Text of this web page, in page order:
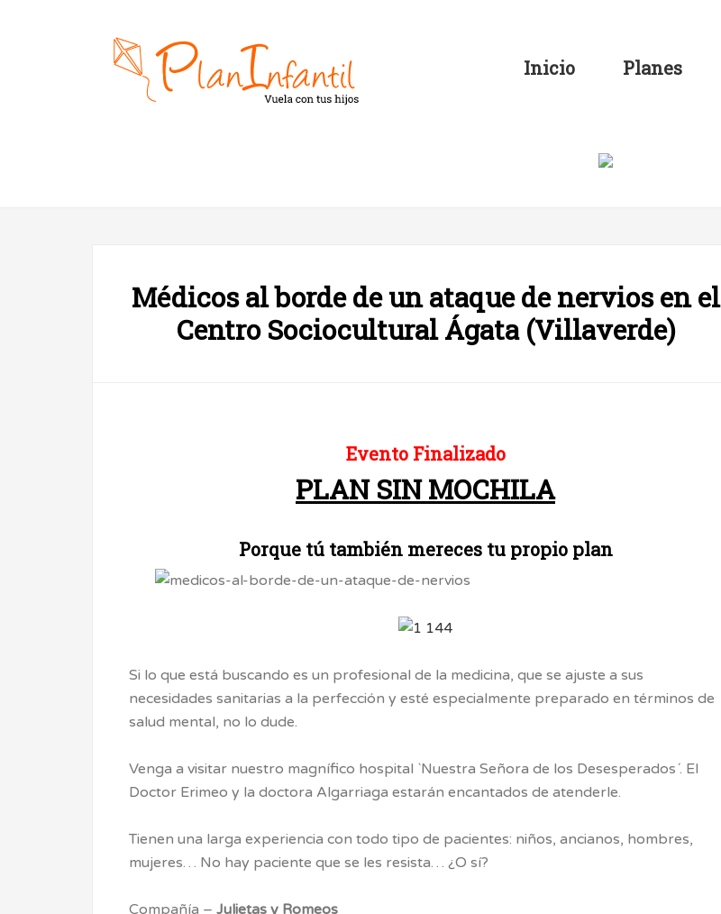
Inicio Planes
Médicos al borde de un ataque de nervios en el
Centro Sociocultural Ágata (Villaverde)
Evento Finalizado
PLAN SIN MOCHILA
Porque tú también mereces tu propio plan
Si lo que está buscando es un profesional de la medicina, que se ajuste a sus
necesidades sanitarias a la perfección y esté especialmente preparado en términos de
salud mental, no lo dude.
Venga a visitar nuestro magnífico hospital `Nuestra Señora de los Desesperados´. El
Doctor Erimeo y la doctora Algarriaga estarán encantados de atenderle.
Tienen una larga experiencia con todo tipo de pacientes: niños, ancianos, hombres,
mujeres… No hay paciente que se les resista… ¿O sí?
Compañía – Julietas y Romeos